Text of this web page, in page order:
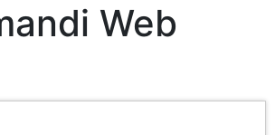
Web